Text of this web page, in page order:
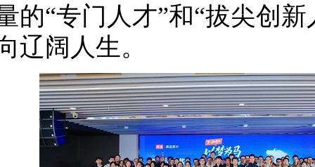
的“专门人才”和“拔尖创
辽阔人生。